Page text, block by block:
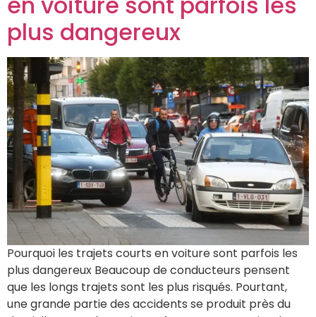
plus dangereux
Pourquoi les trajets courts en voiture sont parfois les
plus dangereux Beaucoup de conducteurs pensent
que les longs trajets sont les plus risqués. Pourtant,
une grande partie des accidents se produit près du